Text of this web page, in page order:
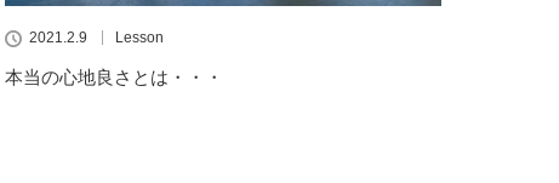
2021.2.9 Lesson
本当の心地良さとは・・・